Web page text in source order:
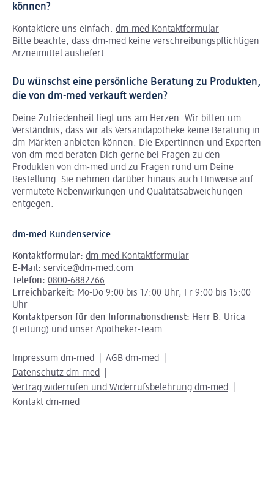
können?
Kontaktiere uns einfach: dm-med Kontaktformular
Bitte beachte, dass dm-med keine verschreibungspflichtigen
Arzneimittel ausliefert.
Du wünschst eine persönliche Beratung zu Produkten,
die von dm-med verkauft werden?
Deine Zufriedenheit liegt uns am Herzen. Wir bitten um
Verständnis, dass wir als Versandapotheke keine Beratung in
dm-Märkten anbieten können. Die Expertinnen und Experten
von dm-med beraten Dich gerne bei Fragen zu den
Produkten von dm-med und zu Fragen rund um Deine
Bestellung. Sie nehmen darüber hinaus auch Hinweise auf
vermutete Nebenwirkungen und Qualitätsabweichungen
entgegen.
dm-med Kundenservice
Kontaktformular: dm-med Kontaktformular
E-Mail: service@dm-med.com
Telefon: 0800-6882766
Erreichbarkeit: Mo-Do 9:00 bis 17:00 Uhr, Fr 9:00 bis 15:00
Uhr
Kontaktperson für den Informationsdienst: Herr B. Urica
(Leitung) und unser Apotheker-Team
Impressum dm-med
AGB dm-med
Datenschutz dm-med
Vertrag widerrufen und Widerrufsbelehrung dm-med
Kontakt dm-med